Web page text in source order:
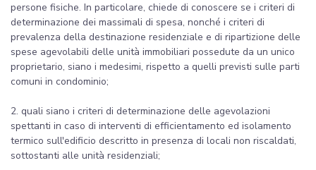
persone fisiche. In particolare, chiede di conoscere se i criteri di
determinazione dei massimali di spesa, nonché i criteri di
prevalenza della destinazione residenziale e di ripartizione delle
spese agevolabili delle unità immobiliari possedute da un unico
proprietario, siano i medesimi, rispetto a quelli previsti sulle parti
comuni in condominio;
2. quali siano i criteri di determinazione delle agevolazioni
spettanti in caso di interventi di efficientamento ed isolamento
termico sull'edificio descritto in presenza di locali non riscaldati,
sottostanti alle unità residenziali;